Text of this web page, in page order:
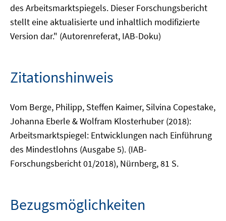
des Arbeitsmarktspiegels. Dieser Forschungsbericht
stellt eine aktualisierte und inhaltlich modifizierte
Version dar." (Autorenreferat, IAB-Doku)
Zitationshinweis
Vom Berge, Philipp, Steffen Kaimer, Silvina Copestake,
Johanna Eberle & Wolfram Klosterhuber (2018):
Arbeitsmarktspiegel: Entwicklungen nach Einführung
des Mindestlohns (Ausgabe 5). (IAB-
Forschungsbericht 01/2018), Nürnberg, 81 S.
Bezugsmöglichkeiten